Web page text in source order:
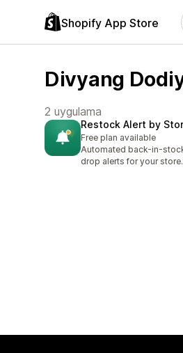
Shopify App Store
Divyang
2 uygulama
Restock Alert by
Free plan available
Automated back-in-
drop alerts for your store.